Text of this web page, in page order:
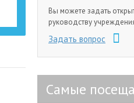
Вы можете задать
руководству
Задать вопрос
Самые